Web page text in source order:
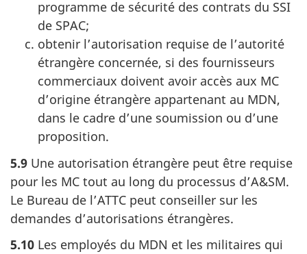
programme de sécurité des contrats du SSI
de SPAC;
obtenir l’autorisation requise de l’autorité
étrangère concernée, si des fournisseurs
commerciaux doivent avoir accès aux MC
d’origine étrangère appartenant au MDN,
dans le cadre d’une soumission ou d’une
proposition.
5.9 Une autorisation étrangère peut être requise
pour les MC tout au long du processus d’A&SM.
Le Bureau de l’ATTC peut conseiller sur les
demandes d’autorisations étrangères.
5.10 Les employés du MDN et les militaires qui